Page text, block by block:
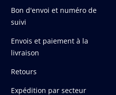
Bon d'envoi et numéro de
suivi
Envois et paiement à la
livraison
Retours
Expédition par secteur